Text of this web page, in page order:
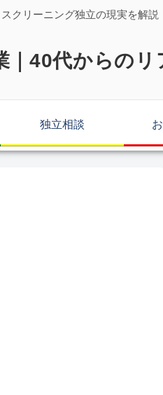
クリーニング独立の現実を解説
40代からのリ
独立相談